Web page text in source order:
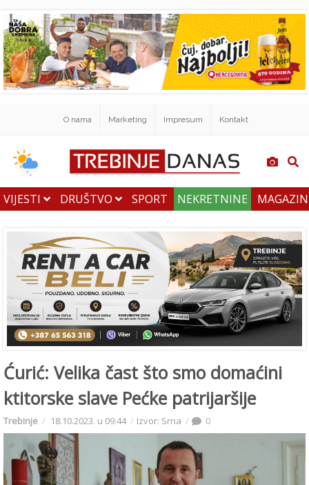
O nama Marketing Impresum Kontakt
VIJESTI DRUŠTVO SPORT NEKRETNINE
Ćurić: Velika čast što smo domaćini
ktitorske slave Pećke patrijaršije
Trebinje 18.10.2023. u 09:44 Izvor: Srna 0